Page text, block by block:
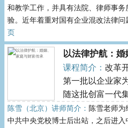
和教学工作，并具有法院、律师事
验。近年着重对国有企业混改法律问
页
以法律护航：
课程简介：改革
第一批以企业家
随这批创富一代
陈雪（北京）讲师简介： 陈雪老师
中共中央党校博士后出站，之后进